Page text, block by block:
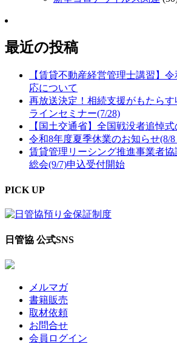
最近の投稿
【賃貸不動産経営管理士講習】
応について
再放送決定！相続支援がもたら
ラインセミナー(7/28)
【国土交通省】全国戦没者追悼
令和8年度夏季休業のお知らせ(8/8
賃貸管理リーシング推進事業者協
総会(9/7)申込受付開始
PICK UP
日管協 公式SNS
メルマガ
書籍販売
取材依頼
お問合せ
会員ログイン